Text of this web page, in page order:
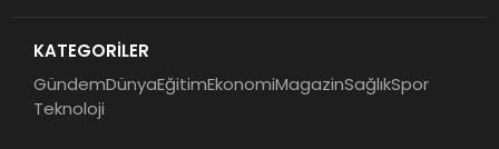
KATEGORİLER
GündemDünyaEğitimEkonomiMagazinSağlıkSpor
Teknoloji